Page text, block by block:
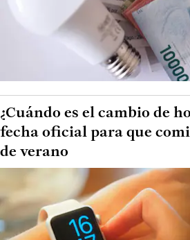
¿Cuándo es el cambio de
fecha oficial para que
de verano